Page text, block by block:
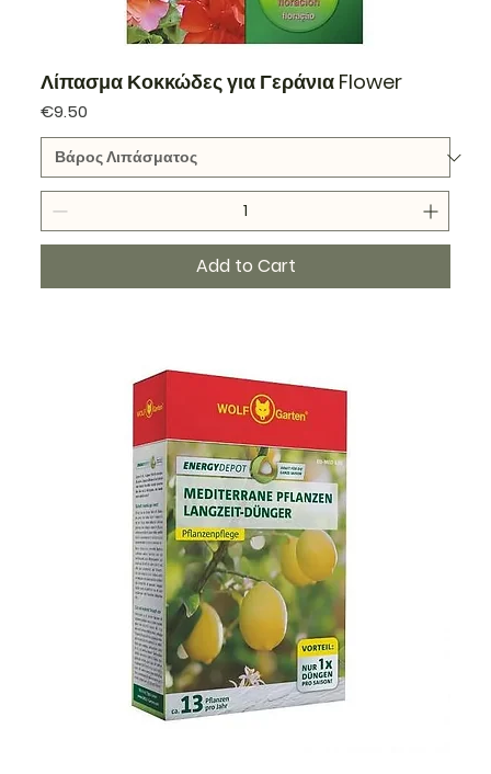
Λίπασμα Κοκκώδες για Γεράνια Flower
Price
€9.50
Add to Cart